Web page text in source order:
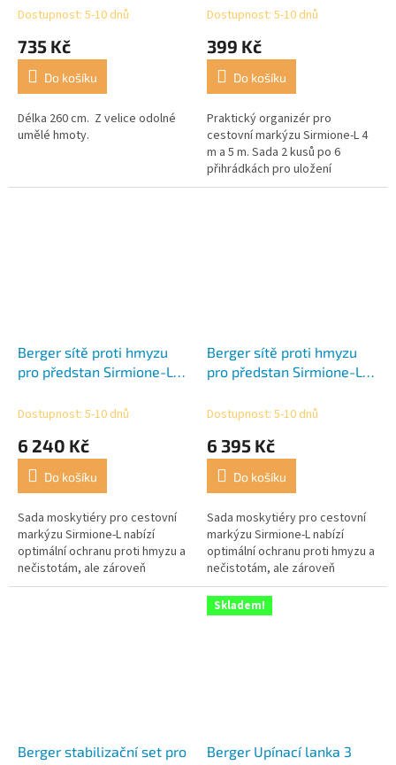
Dostupnost: 5-10 dnů
735 Kč
Do košíku
Délka 260 cm. Z velice odolné
umělé hmoty.
Dostupnost: 5-10 dnů
399 Kč
Do košíku
Praktický organizér pro
cestovní markýzu Sirmione-L 4
m a 5 m. Sada 2 kusů po 6
přihrádkách pro uložení
drobného nádobí. Připevňuje se
Berger sítě proti hmyzu
pro předstan Sirmione-L
Dostupnost: 5-10 dnů
6 240 Kč
Do košíku
Sada moskytiéry pro cestovní
markýzu Sirmione-L nabízí
optimální ochranu proti hmyzu a
nečistotám, ale zároveň
umožňuje příjemné klima a
Berger sítě proti hmyzu
pro předstan Sirmione-L
Dostupnost: 5-10 dnů
6 395 Kč
Do košíku
Sada moskytiéry pro cestovní
markýzu Sirmione-L nabízí
optimální ochranu proti hmyzu a
nečistotám, ale zároveň
umožňuje příjemné klima a
cirkulaci vzduchu, také nabízí i
určité...
Berger stabilizační set pro
Skladem!
Berger Upínací lanka 3